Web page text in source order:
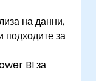
на данни,
подходите за
BI за